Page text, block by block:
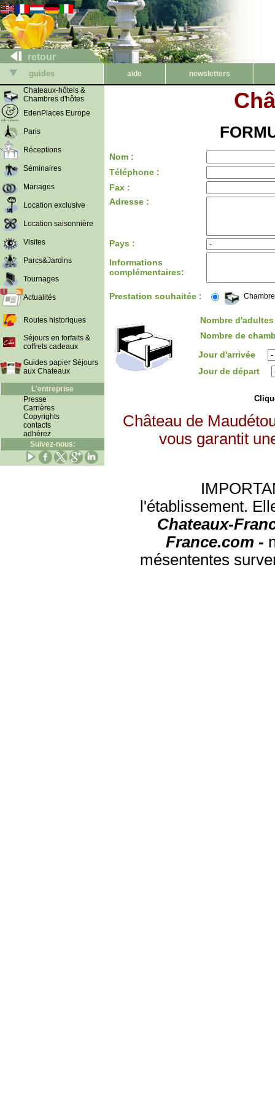
retour
guides aide
newsletters
Chateaux-hôtels &
Chambres d'hôtes
EdenPlaces Europe
Paris
Réceptions
Séminaires
Mariages
Location exclusive
Location saisonnière
Visites
Parcs&Jardins
Tournages
Actualités
Routes historiques
Séjours en forfaits &
coffrets cadeaux
Guides papier Séjours
aux Chateaux
L'entreprise
Presse
Carrières
Copyrights
contacts
adhérez
Suivez-nous:
Nom :
Téléphone :
Fax :
Adresse :
Pays :
Informations
complémentaires:
Prestation souhaitée :
Nombre
Nombre de
Jour d'arrivée
Jour de départ
Château de
vous garantit
l'établissement.
Chateaux-
France.com -
mésententes